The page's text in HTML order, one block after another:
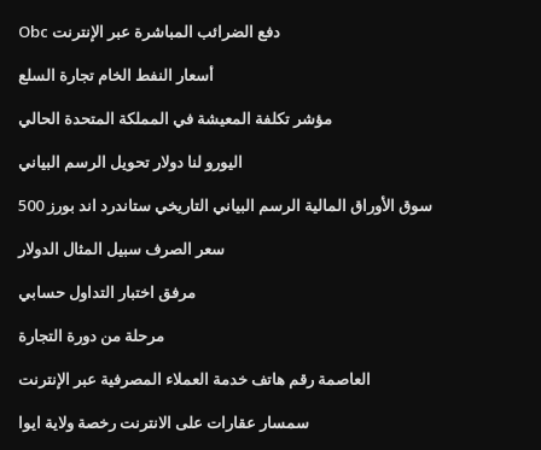
Obc دفع الضرائب المباشرة عبر الإنترنت
أسعار النفط الخام تجارة السلع
مؤشر تكلفة المعيشة في المملكة المتحدة الحالي
اليورو لنا دولار تحويل الرسم البياني
سوق الأوراق المالية الرسم البياني التاريخي ستاندرد اند بورز 500
سعر الصرف سبيل المثال الدولار
مرفق اختبار التداول حسابي
مرحلة من دورة التجارة
العاصمة رقم هاتف خدمة العملاء المصرفية عبر الإنترنت
سمسار عقارات على الانترنت رخصة ولاية ايوا